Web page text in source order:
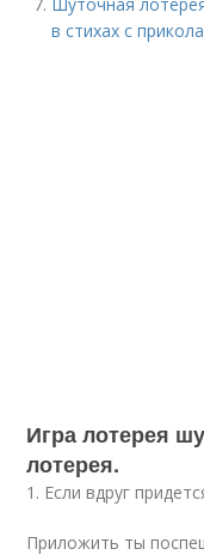
в стихах с
Игра лотерея
лотерея.
1. Если вдруг
Приложить ты